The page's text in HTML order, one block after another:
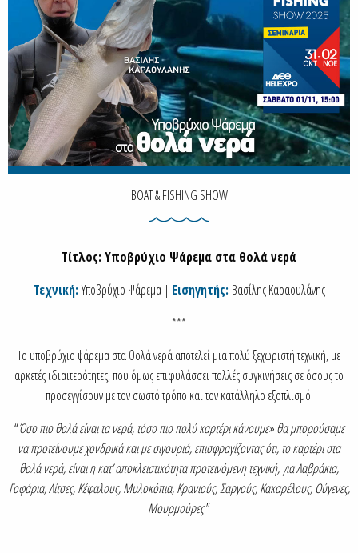
BOAT & FISHING SHOW
Τίτλος: Υποβρύχιο Ψάρεμα στα θολά νερά
Τεχνική:Υποβρύχιο Ψάρεμα | Εισηγητής: Βασίλης Καραουλάνης
***
Tο υποβρύχιο ψάρεμα στα θολά νερά αποτελεί μια πολύ ξεχωριστή τεχνική, με
αρκετές ιδιαιτερότητες, που όμως επιφυλάσσει πολλές συγκινήσεις σε όσους το
προσεγγίσουν με τον σωστό τρόπο και τον κατάλληλο εξοπλισμό.
“Όσο πιο θολά είναι τα νερά, τόσο πιο πολύ καρτέρι κάνουμε» θα μπορούσαμε
να προτείνουμε χονδρικά και με σιγουριά, επισφραγίζοντας ότι, το καρτέρι στα
θολά νερά, είναι η κατ’ αποκλειστικότητα προτεινόμενη τεχνική, για Λαβράκια,
Γοφάρια, Λίτσες, Κέφαλους, Μυλοκόπια, Κρανιούς, Σαργούς, Κακαρέλους, Ούγενες,
Μουρμούρες.”